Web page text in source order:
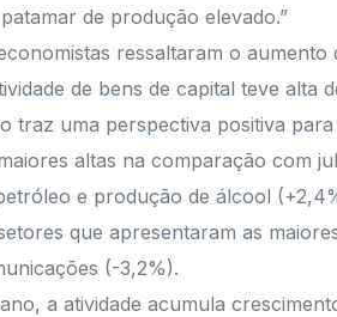
de produção elevado.”
ressaltaram o
de bens de capital teve alta
traz uma perspectiva positiva
altas na comparação com
e produção de álcool
que apresentaram as
(-3,2%).
a atividade acumula